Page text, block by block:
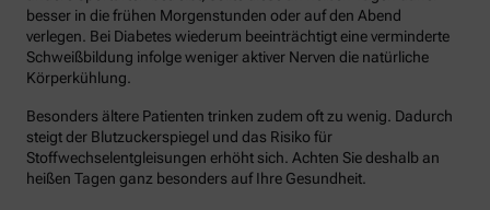
besser in die frühen Morgenstunden oder auf den Abend
verlegen. Bei Diabetes wiederum beeinträchtigt eine verminderte
Schweißbildung infolge weniger aktiver Nerven die natürliche
Körperkühlung.
Besonders ältere Patienten trinken zudem oft zu wenig. Dadurch
steigt der Blutzuckerspiegel und das Risiko für
Stoffwechselentgleisungen erhöht sich. Achten Sie deshalb an
heißen Tagen ganz besonders auf Ihre Gesundheit.